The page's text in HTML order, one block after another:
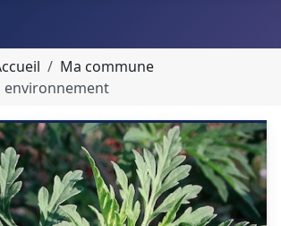
Ma commune
environnement